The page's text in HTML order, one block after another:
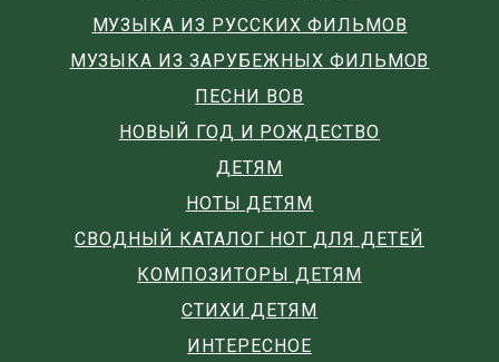
МУЗЫКА ИЗ РУССКИХ ФИЛЬМОВ
МУЗЫКА ИЗ ЗАРУБЕЖНЫХ ФИЛЬМОВ
ПЕСНИ ВОВ
НОВЫЙ ГОД И РОЖДЕСТВО
ДЕТЯМ
НОТЫ ДЕТЯМ
СВОДНЫЙ КАТАЛОГ НОТ ДЛЯ ДЕТЕЙ
КОМПОЗИТОРЫ ДЕТЯМ
СТИХИ ДЕТЯМ
ИНТЕРЕСНОЕ